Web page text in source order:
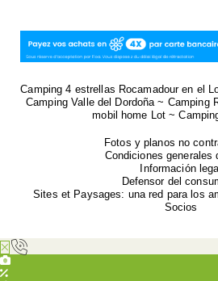
Camping 4 estrellas Rocamadour en el
Camping Valle del Dordoña ~ Camping
mobil home Lot ~
Fotos y planos no
Condiciones generales
Información legal
Defensor del
Sites et Paysages: una red para los
Socios